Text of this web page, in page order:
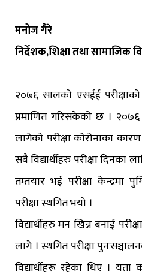
मनोज गैरे
निर्देशक,शिक्षा तथा सामाजिक
२०७६ सालको एसईई परीक्षाको
प्रमाणित गरिसकेको छ ।
लागेको परीक्षा कोरोनाका
सबै विद्यार्थीहरु परीक्षा दिनका
तम्तयार भई परीक्षा केन्द्रमा
परीक्षा स्थगित भयो ।
विद्यार्थीहरु मन खिन्न बनाई
लागे । स्थगित परीक्षा
विद्यार्थीहरू रहेका थिए । यता